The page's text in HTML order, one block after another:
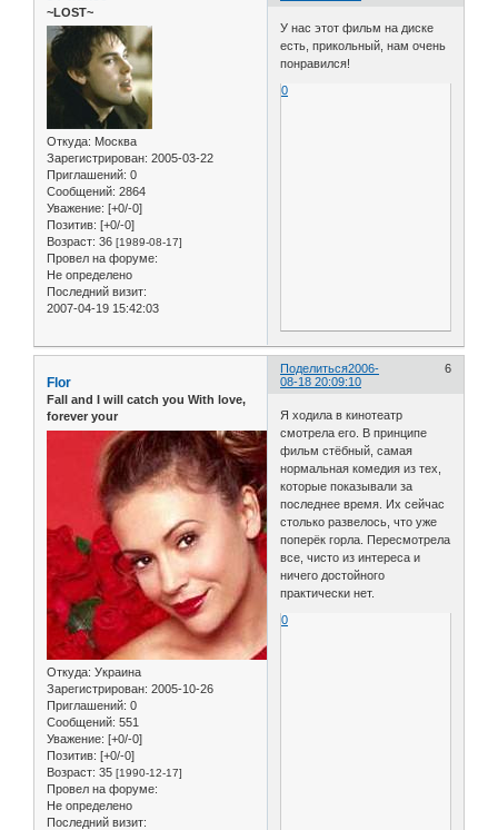
~LOST~
Откуда: Москва
Зарегистрирован: 2005-03-22
Приглашений: 0
Сообщений: 2864
Уважение: [+0/-0]
Позитив: [+0/-0]
Возраст: 36 [1989-08-17]
Провел на форуме:
Не определено
Последний визит:
2007-04-19 15:42:03
У нас этот фильм на диске
есть, прикольный, нам очень
понравился!
0
Поделиться 6
2006-
08-18 20:09:10
Flor
Fall and I will catch you With love,
forever your
Откуда: Украина
Зарегистрирован: 2005-10-26
Приглашений: 0
Сообщений: 551
Уважение: [+0/-0]
Позитив: [+0/-0]
Возраст: 35 [1990-12-17]
Провел на форуме:
Не определено
Последний визит:
Я ходила в кинотеатр
смотрела его. В принципе
фильм стёбный, самая
нормальная комедия из тех,
которые показывали за
последнее время. Их сейчас
столько развелось, что уже
поперёк горла. Пересмотрела
все, чисто из интереса и
ничего достойного
практически нет.
0